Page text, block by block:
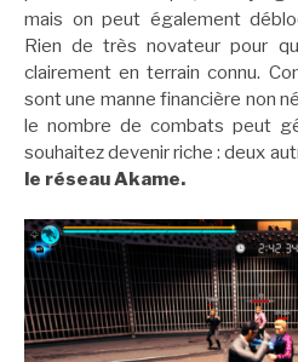
mais on peut également
Rien de très novateur pour
clairement en terrain connu.
sont une manne financière non
le nombre de combats peut
souhaitez devenir riche : deux
le réseau Akame.